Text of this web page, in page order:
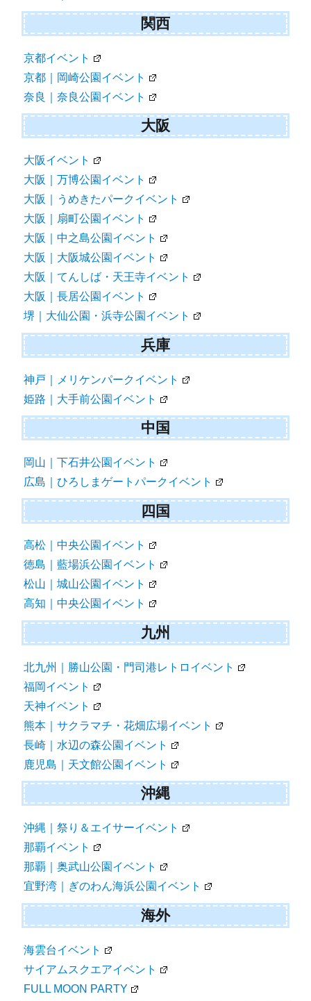
関西
京都イベント
京都｜岡崎公園イベント
奈良｜奈良公園イベント
大阪
大阪イベント
大阪｜万博公園イベント
大阪｜うめきたパークイベント
大阪｜扇町公園イベント
大阪｜中之島公園イベント
大阪｜大阪城公園イベント
大阪｜てんしば・天王寺イベント
大阪｜長居公園イベント
堺｜大仙公園・浜寺公園イベント
兵庫
神戸｜メリケンパークイベント
姫路｜大手前公園イベント
中国
岡山｜下石井公園イベント
広島｜ひろしまゲートパークイベント
四国
高松｜中央公園イベント
徳島｜藍場浜公園イベント
松山｜城山公園イベント
高知｜中央公園イベント
九州
北九州｜勝山公園・門司港レトロイベント
福岡イベント
天神イベント
熊本｜サクラマチ・花畑広場イベント
長崎｜水辺の森公園イベント
鹿児島｜天文館公園イベント
沖縄
沖縄｜祭り＆エイサーイベント
那覇イベント
那覇｜奥武山公園イベント
宜野湾｜ぎのわん海浜公園イベント
海外
海雲台イベント
サイアムスクエアイベント
FULL MOON PARTY